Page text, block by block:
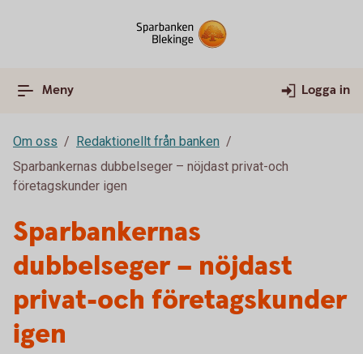
Meny Logga in
Om oss
Redaktionellt från banken
Sparbankernas dubbelseger – nöjdast privat-och
företagskunder igen
Sparbankernas
dubbelseger – nöjdast
privat-och företagskunder
igen